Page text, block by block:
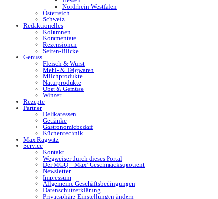
Nordrhein-Westfalen
Österreich
Schweiz
Redaktionelles
Kolumnen
Kommentare
Rezensionen
Seiten-Blicke
Genuss
Fleisch & Wurst
Mehl- & Teigwaren
Milchprodukte
Naturprodukte
Obst & Gemüse
Winzer
Rezepte
Partner
Delikatessen
Getränke
Gastronomiebedarf
Küchentechnik
Max Ragwitz
Service
Kontakt
Wegweiser durch dieses Portal
Der MGQ – Max’ Geschmacksquotient
Newsletter
Impressum
Allgemeine Geschäftsbedingungen
Datenschutzerklärung
Privatsphäre-Einstellungen ändern